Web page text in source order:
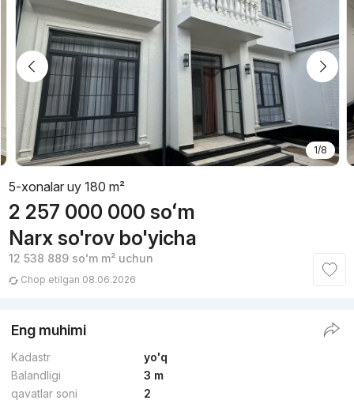
1/8
5-xonalar uy 180 m²
2 257 000 000 soʻm
Narx so'rov bo'yicha
12 538 889 soʻmm² uchun
Chop etilgan 08.06.2026
Eng muhimi
Kadastr
yo'q
Balandligi
3 m
qavatlar soni
2